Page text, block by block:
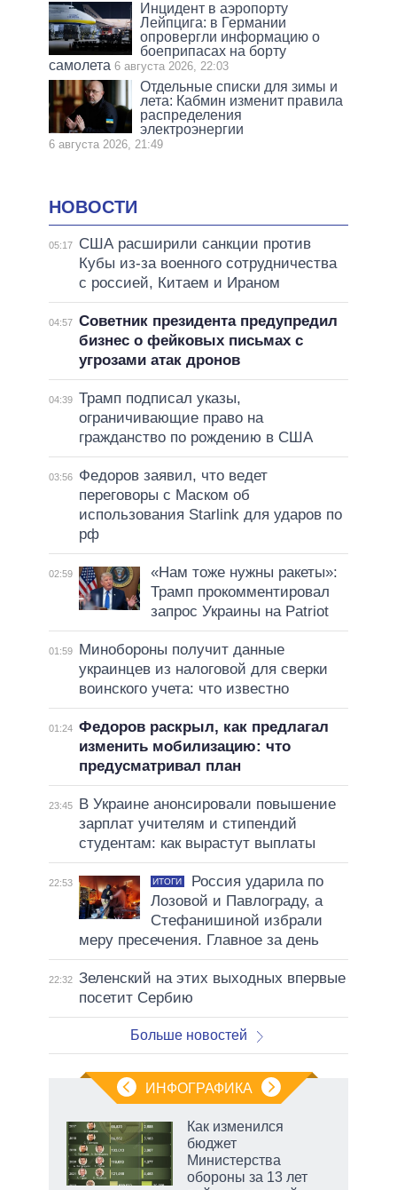
Инцидент в аэропорту
Лейпцига: в Германии
опровергли информацию о
боеприпасах на борту
самолета 6 августа 2026, 22:03
Отдельные списки для зимы и
лета: Кабмин изменит правила
распределения
электроэнергии
6 августа 2026, 21:49
НОВОСТИ
05:17
США расширили санкции против
Кубы из-за военного сотрудничества
с россией, Китаем и Ираном
04:57 Советник президента предупредил
бизнес о фейковых письмах с
угрозами атак дронов
04:39 Трамп подписал указы,
ограничивающие право на
гражданство по рождению в США
03:56
Федоров заявил, что ведет
переговоры с Маском об
использования Starlink для ударов по
рф
02:59
«Нам тоже нужны ракеты»:
Трамп прокомментировал
запрос Украины на Patriot
01:59
Минобороны получит данные
украинцев из налоговой для сверки
воинского учета: что известно
01:24 Федоров раскрыл, как предлагал
изменить мобилизацию: что
предусматривал план
23:45
В Украине анонсировали повышение
зарплат учителям и стипендий
студентам: как вырастут выплаты
22:53 ИТОГИ
Россия ударила по
Лозовой и Павлограду, а
Стефанишиной избрали
меру пресечения. Главное за день
22:32 Зеленский на этих выходных впервые
посетит Сербию
Больше новостей
ИНФОГРАФИКА
Как изменился
бюджет
Министерства
обороны за 13 лет